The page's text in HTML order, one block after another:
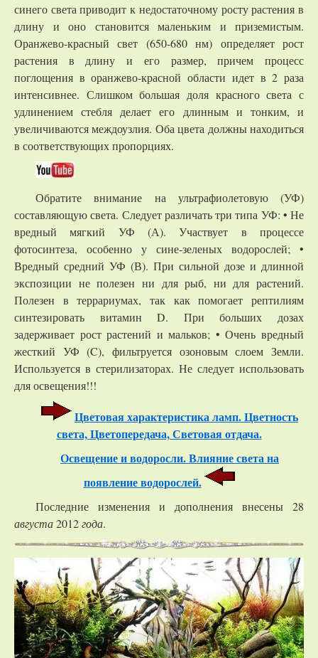
синего света приводит к недостаточному росту растения в
длину и оно становится маленьким и приземистым.
Оранжево-красный свет (650-680 нм) определяет рост
растения в длину и его размер, причем процесс
поглощения в оранжево-красной области идет в 2 раза
интенсивнее. Слишком большая доля красного света с
удлинением стебля делает его длинным и тонким, и
увеличиваются междоузлия. Оба цвета должны находиться
в соответствующих пропорциях.
Обратите внимание на ультрафиолетовую (УФ)
составляющую света. Следует различать три типа УФ: • Не
вредный мягкий УФ (А). Участвует в процессе
фотосинтеза, особенно у сине-зеленых водорослей; •
Вредный средний УФ (В). При сильной дозе и длинной
экспозиции не полезен ни для рыб, ни для растений.
Полезен в террариумах, так как помогает рептилиям
синтезировать витамин D. При больших дозах
задерживает рост растений и мальков; • Очень вредный
жесткий УФ (C), фильтруется озоновым слоем Земли.
Используется в стерилизаторах. Не следует использовать
для освещения!!!
Цветовая характеристика ламп. Цветность
света, Цветопередача, Световая отдача.
Освещение и водоросли. Влияние света на
появление водорослей.
Последние изменения и дополнения внесены 28
августа2012года.